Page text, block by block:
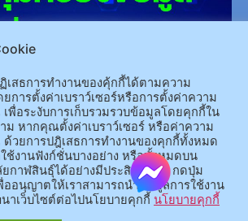
ลือย อ.นามน จ.กาฬสินธุ์ 46230โทรศัพท์ : 043-602-055 โทรสาร :
043-602-044
ณ์ ต.กาฬสินธุ์ อ.เมือง จ.กาฬสินธุ์ 46000 โทรศัพท์ 043-811128 08-
64584360 โทรสาร 043-813070
© 2025 All rights Reserved.
เสธการทำงานของคุ้กกี้ได้ตามความ
การตั้งค่าเบราว์เซอร์หรือการตั้งค่าความ
พื่อระงับการเก็บรวมรวบข้อมูลโดยคุกกี้ใน
ม หากคุณตั้งค่าเบราว์เซอร์ หรือค่าความ
วยการปฎิเสธการทำงานของคุกกี้ทั้งหมด
ช้งานฟังก์ชั่นบางอย่าง หรือทั้งหมดบน
ยกาฬสินธุ์ได้อย่างมีประสิทธิภาพ กดปุ่ม
อนุญาตให้เราสามารถนำข้อมูลการใช้งาน
าเว็บไซต์ต่อไปนโยบายคุกกี้ นโยบายคุกกี้